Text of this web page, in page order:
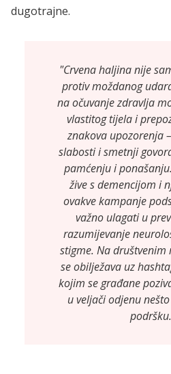
dugotrajne.
"Crvena haljina nije
protiv moždanog
na očuvanje zdravlja
vlastitog tijela i
znakova upozorenja
slabosti i smetnji
pamćenju i
žive s demencijom i
ovakve kampanje
važno ulagati u
razumijevanje
stigme. Na
se obilježava uz
kojim se građane
u veljači odjenu